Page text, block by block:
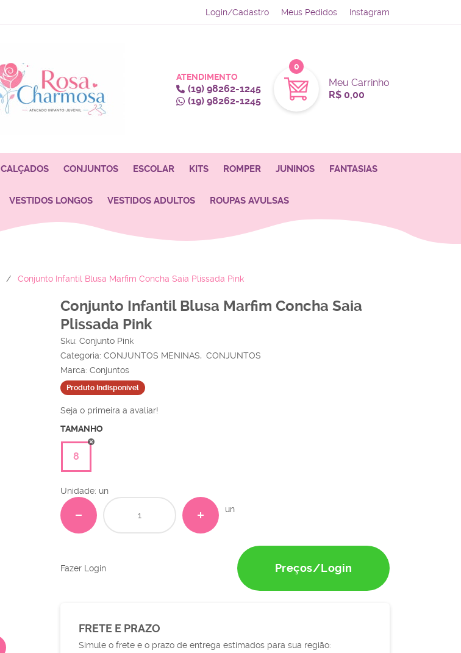
Login/Cadastro Meus Pedidos Instagram
ATENDIMENTO
(19)98262-1245
(19)98262-1245
Meu Carrinho
0
R$ 0,00
CALÇADOS CONJUNTOS ESCOLAR KITS ROMPER JUNINOS FANTASIAS
VESTIDOS LONGOS VESTIDOS ADULTOS ROUPAS AVULSAS
Conjunto Infantil Blusa Marfim Concha Saia Plissada Pink
Conjunto Infantil Blusa Marfim Concha Saia
Plissada Pink
Sku: Conjunto Pink
Categoria: CONJUNTOS MENINAS
CONJUNTOS
Marca: Conjuntos
Produto Indisponível
Seja o primeira a avaliar!
TAMANHO
8
Unidade: un
un
Fazer Login Preços/Login
FRETE E PRAZO
Simule o frete e o prazo de entrega estimados para sua região: